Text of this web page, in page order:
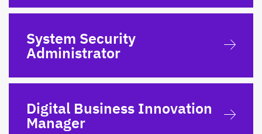
System Security
Administrator
Digital Business Innovation
Manager